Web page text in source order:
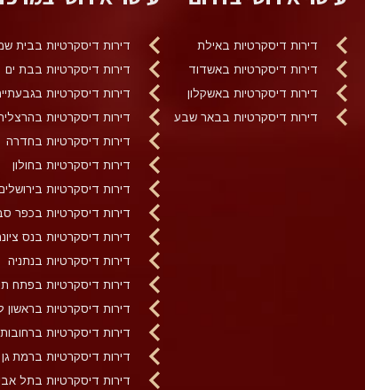
דירות דיסקרטיות באילת
דירות דיסקרטיות באשדוד
דירות דיסקרטיות באשקלון
דירות דיסקרטיות בבאר שבע
דירות דיסקרטיות בבית
דירות דיסקרטיות בבת ים
דירות דיסקרטיות
דירות דיסקרטיות
דירות דיסקרטיות בחדרה
דירות דיסקרטיות בחולון
דירות דיסקרטיות
דירות דיסקרטיות בכפר
דירות דיסקרטיות בנס
דירות דיסקרטיות בנתניה
דירות דיסקרטיות בפתח
דירות דיסקרטיות בראשון
דירות דיסקרטיות ברחובות
דירות דיסקרטיות ברמת גן
דירות דיסקרטיות בתל